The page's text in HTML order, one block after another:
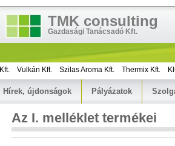
TMK consulting
Gazdasági Tanácsadó Kft.
Vulkán Kft. Szilas Aroma Kft. Thermix Kft.
Hírek, újdonságok Pályázatok
Az I. melléklet termékei